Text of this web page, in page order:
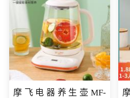
摩飞电器养生壶MF-